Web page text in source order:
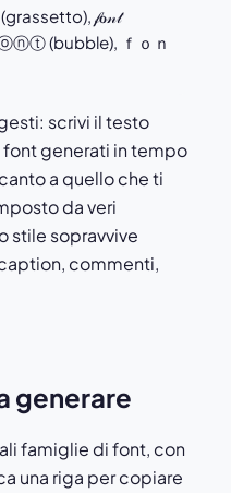
𝒻ℴ𝓃𝓉
(bubble), ｆｏｎ
scrivi il testo
font generati in tempo
a quello che ti
da veri
stile sopravvive
commenti,
generare
famiglie di font, con
una riga per copiare